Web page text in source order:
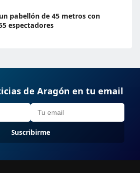
pabellón de 45 metros con
espectadores
de Aragón en tu email
Suscribirme